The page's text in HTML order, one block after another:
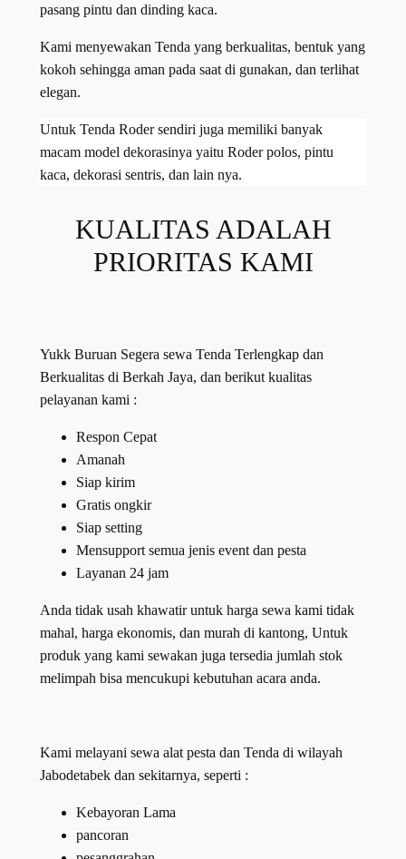
pasang pintu dan dinding kaca.
Kami menyewakan Tenda yang berkualitas, bentuk yang
kokoh sehingga aman pada saat di gunakan, dan terlihat
elegan.
Untuk Tenda Roder sendiri juga memiliki banyak
macam model dekorasinya yaitu Roder polos, pintu
kaca, dekorasi sentris, dan lain nya.
KUALITAS ADALAH
PRIORITAS KAMI
Yukk Buruan Segera sewa Tenda Terlengkap dan
Berkualitas di Berkah Jaya, dan berikut kualitas
pelayanan kami :
Respon Cepat
Amanah
Siap kirim
Gratis ongkir
Siap setting
Mensupport semua jenis event dan pesta
Layanan 24 jam
Anda tidak usah khawatir untuk harga sewa kami tidak
mahal, harga ekonomis, dan murah di kantong, Untuk
produk yang kami sewakan juga tersedia jumlah stok
melimpah bisa mencukupi kebutuhan acara anda.
Kami melayani sewa alat pesta dan Tenda di wilayah
Jabodetabek dan sekitarnya, seperti :
Kebayoran Lama
pancoran